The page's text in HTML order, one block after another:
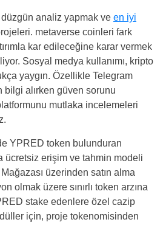
analiz yapmak ve en iyi
metaverse coinleri fark
kar edileceğine karar vermek
Sosyal medya kullanımı, kripto
yaygın. Özellikle Telegram
alırken güven sorunu
mutlaka incelemeleri
YPRED token bulunduran
ücretsiz erişim ve tahmin modeli
üzerinden satın alma
olmak üzere sınırlı token arzına
stake edenlere özel cazip
için, proje tokenomisinden